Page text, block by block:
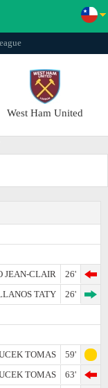
West Ham United
JEAN-CLAIR
26'
TATY
26'
TOMAS
59'
TOMAS
63'